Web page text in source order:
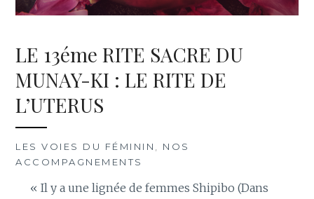
LE 13éme RITE SACRE DU
MUNAY-KI : LE RITE DE
L’UTERUS
LES VOIES DU FÉMININ
NOS
ACCOMPAGNEMENTS
« Il y a une lignée de femmes Shipibo (Dans